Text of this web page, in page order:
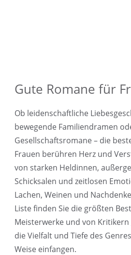
Gute Romane für
Ob leidenschaftliche
bewegende Familiendramen
Gesellschaftsromane – die
Frauen berühren Herz und
von starken Heldinnen,
Schicksalen und zeitlosen
Lachen, Weinen und
Liste finden Sie die größten
Meisterwerke und von
die Vielfalt und Tiefe des
Weise einfangen.